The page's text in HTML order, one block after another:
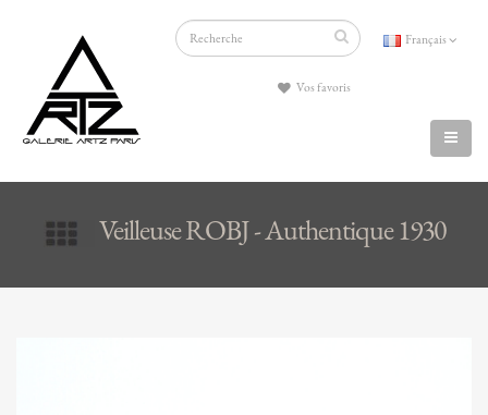
Français
Vos favoris
Veilleuse ROBJ - Authentique 1930